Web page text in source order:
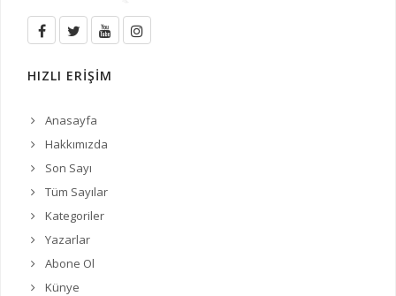
HIZLI ERİŞİM
Anasayfa
Hakkımızda
Son Sayı
Tüm Sayılar
Kategoriler
Yazarlar
Abone Ol
Künye